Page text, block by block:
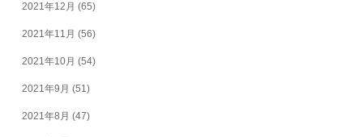
2021年12月 (65)
2021年11月 (56)
2021年10月 (54)
2021年9月 (51)
2021年8月 (47)